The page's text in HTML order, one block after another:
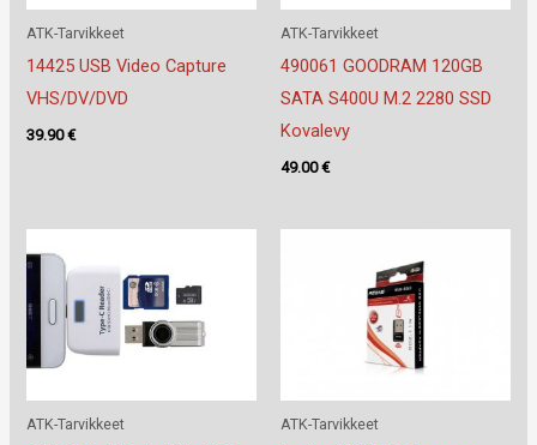
ATK-Tarvikkeet
14425 USB Video Capture
VHS/DV/DVD
39.90€
ATK-Tarvikkeet
490061 GOODRAM 120GB
SATA S400U M.2 2280 SSD
Kovalevy
49.00€
ATK-Tarvikkeet ATK-Tarvikkeet